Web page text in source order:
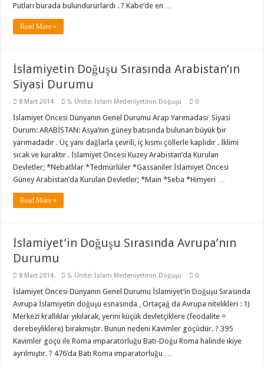
Putları burada bulundururlardı . ? Kabe’de en …
Read More »
İslamiyetin Doğuşu Sırasında Arabistan’ın
Siyasi Durumu
8 Mart 2014 5. Ünite: İslam Medeniyetinin Doğuşu 0
İslamiyet Öncesi Dünyanın Genel Durumu Arap Yarımadası Siyasi
Durum: ARABİSTAN: Asya’nın güney batısında bulunan büyük bir
yarımadadır . Üç yanı dağlarla çevrili, iç kısmı çöllerle kaplıdır . İklimi
sıcak ve kuraktır . İslamiyet Öncesi Kuzey Arabistan’da Kurulan
Devletler; *Nebatlılar *Tedmürlüler *Gassaniler İslamiyet Öncesi
Güney Arabistan’da Kurulan Devletler; *Main *Seba *Himyeri …
Read More »
İslamiyet’in Doğuşu Sırasında Avrupa’nın
Durumu
8 Mart 2014 5. Ünite: İslam Medeniyetinin Doğuşu 0
İslamiyet Öncesi Dünyanın Genel Durumu İslamiyet’in Doğuşu Sırasında
Avrupa İslamiyetin doğuşu esnasında , Ortaçağ da Avrupa nitelikleri : 1)
Merkezi krallıklar yıkılarak, yerini küçük devletçiklere (feodalite =
derebeyliklere) bırakmıştır. Bunun nedeni Kavimler göçüdür. ? 395
Kavimler göçü ile Roma imparatorluğu Batı-Doğu Roma halinde ikiye
ayrılmıştır. ? 476’da Batı Roma imparatorluğu …